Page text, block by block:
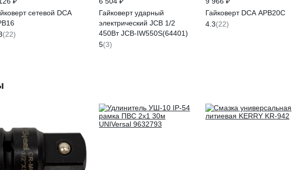
сетевой DCA
(22)
Гайковерт ударный
электрический JCB 1/2
450Вт JCB-IW550S(64401)
5(3)
Гайковерт DCA APB20C
4.3(22)